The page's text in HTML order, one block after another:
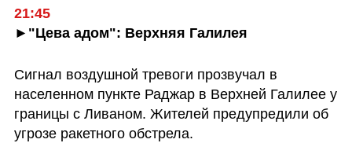
21:45
►"Цева адом": Верхняя Галилея
Сигнал воздушной тревоги прозвучал в
населенном пункте Раджар в Верхней Галилее у
границы с Ливаном. Жителей предупредили об
угрозе ракетного обстрела.